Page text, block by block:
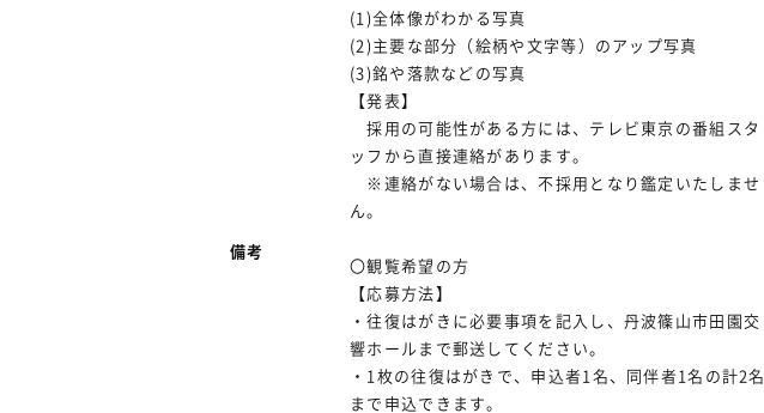
備考
(1)全体像がわかる写真
(2)主要な部分（絵柄や文字等）のアップ写真
(3)銘や落款などの写真
【発表】
採用の可能性がある方には、テレビ東京の番組スタ
ッフから直接連絡があります。
※連絡がない場合は、不採用となり鑑定いたしませ
ん。
〇観覧希望の方
【応募方法】
・往復はがきに必要事項を記入し、丹波篠山市田園交
響ホールまで郵送してください。
・1枚の往復はがきで、申込者1名、同伴者1名の計2名
まで申込できます。